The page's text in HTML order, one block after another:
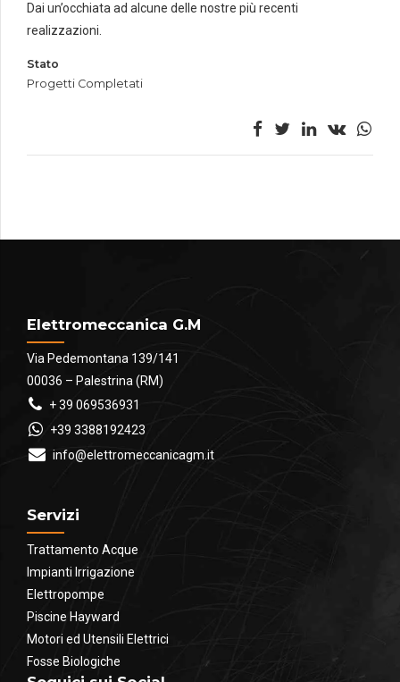
Dai un’occhiata ad alcune delle nostre più recenti
realizzazioni.
Stato
Progetti Completati
Elettromeccanica G.M
Via Pedemontana 139/141
00036 – Palestrina (RM)
+ 39 069536931
+39 3388192423
info@elettromeccanicagm.it
Servizi
Trattamento Acque
Impianti Irrigazione
Elettropompe
Piscine Hayward
Motori ed Utensili Elettrici
Fosse Biologiche